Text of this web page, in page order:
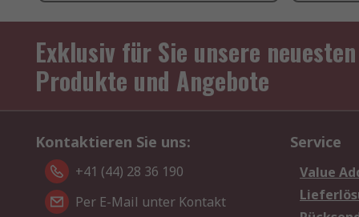
Exklusiv für Sie unsere neuesten
Produkte und Angebote
Kontaktieren Sie uns:
+41 (44) 28 36 190
Per E-Mail unter Kontakt
Service
Value